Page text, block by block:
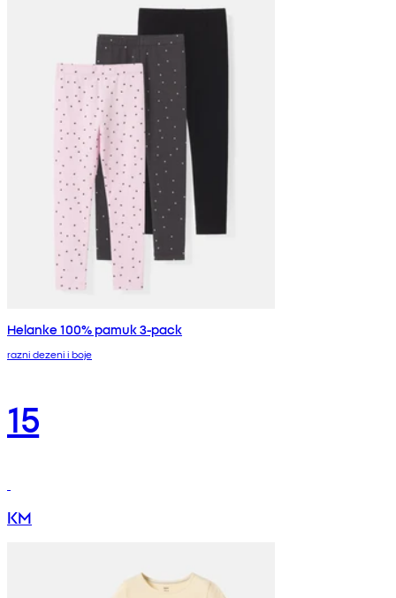
Helanke 100% pamuk 3-pack
razni dezeni i boje
15
KM